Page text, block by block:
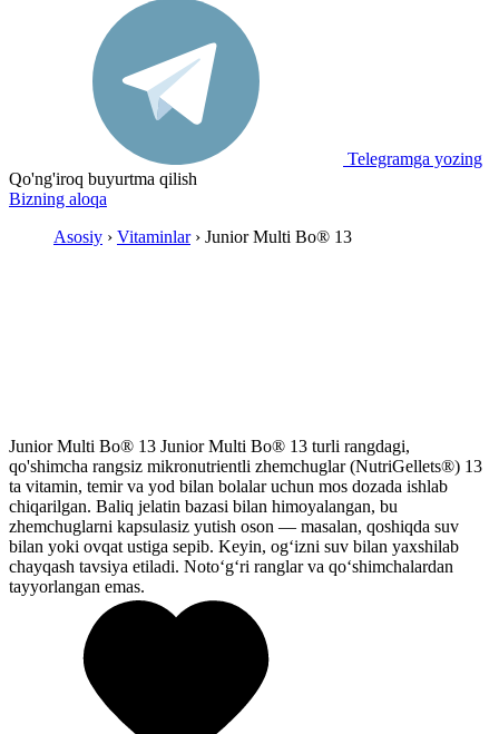
Telegramga yozing
Qo'ng'iroq buyurtma qilish
Bizning aloqa
Asosiy › Vitaminlar› Junior Multi Bo® 13
Junior Multi Bo® 13 Junior Multi Bo® 13 turli rangdagi,
qo'shimcha rangsiz mikronutrientli zhemchuglar (NutriGellets®) 13
ta vitamin, temir va yod bilan bolalar uchun mos dozada ishlab
chiqarilgan. Baliq jelatin bazasi bilan himoyalangan, bu
zhemchuglarni kapsulasiz yutish oson — masalan, qoshiqda suv
bilan yoki ovqat ustiga sepib. Keyin, og‘izni suv bilan yaxshilab
chayqash tavsiya etiladi. Noto‘g‘ri ranglar va qo‘shimchalardan
tayyorlangan emas.